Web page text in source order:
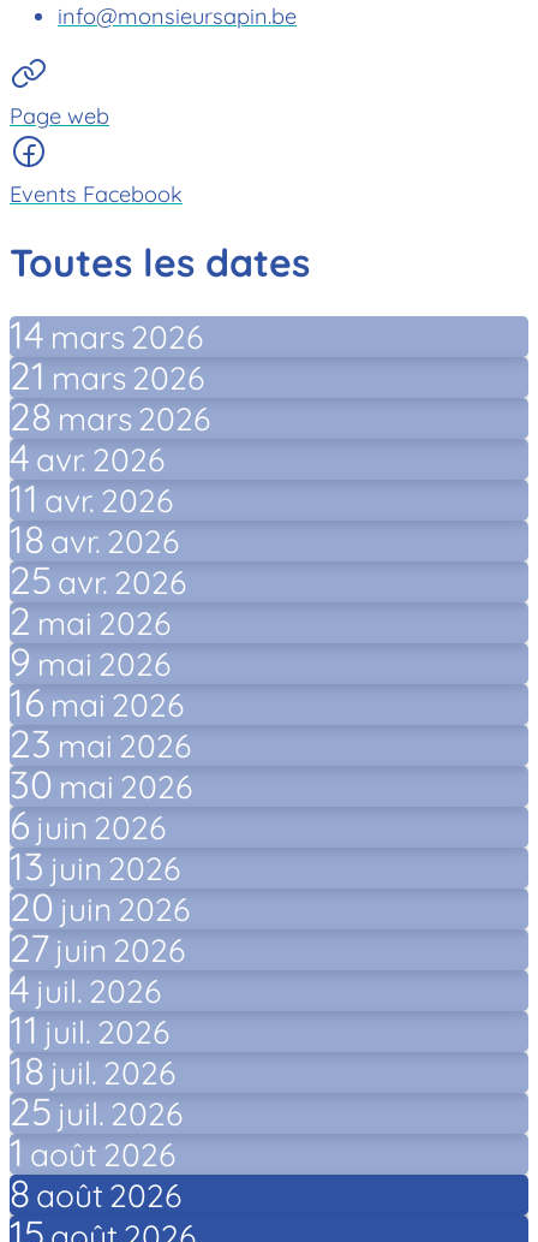
info@monsieursapin.be
Page web
Events Facebook
Toutes les dates
14 mars 2026
21 mars2026
28 mars2026
4 avr. 2026
11 avr. 2026
18 avr. 2026
25 avr. 2026
2 mai 2026
9 mai 2026
16 mai 2026
23 mai 2026
30 mai 2026
6 juin 2026
13 juin 2026
20 juin 2026
27 juin 2026
4 juil. 2026
11 juil. 2026
18 juil. 2026
25 juil. 2026
1 août 2026
8 août 2026